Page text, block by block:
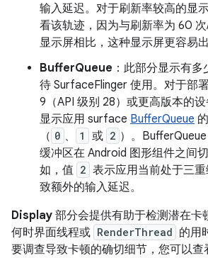
输入延迟。对于刷新率较高的显
看该轨迹，因为与刷新率为 60
显示屏相比，这种显示屏更容易
BufferQueue ：此部分显示有
待 SurfaceFlinger 使用。对于部
9（API 级别 28）或更高版本的
显示应用 surface BufferQueue
（ 0 、 1 或 2 ）。
缓冲区在 Android 图形组件之间
如，值 2 表示应用当前处于三
致额外的输入延迟。
Display 部分会提供有助于检测潜在卡
何时界面线程或 RenderThread 的用
要调查导致卡顿的确切细节，您可以查